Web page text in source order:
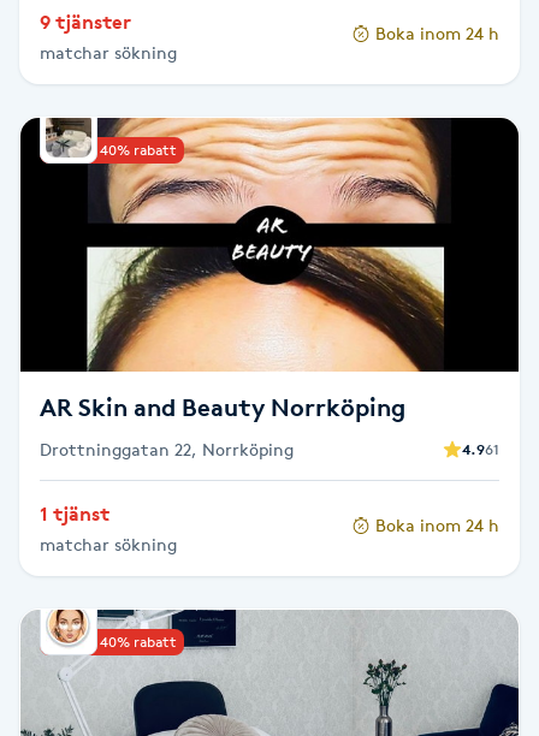
Ombre
Ombre naglar
Ortobionomi
Ortopedi
Osteopati
Paraffinbehandling
Pedikyr
Pensionärklippning
9 tjänster
matchar sökning
Boka inom 24 h
Upp till 40% rabatt
AR Skin and Beauty Norrköping
Drottninggatan 22, Norrköping 4.961
1 tjänst
matchar sökning
Boka inom 24 h
Upp till 40% rabatt